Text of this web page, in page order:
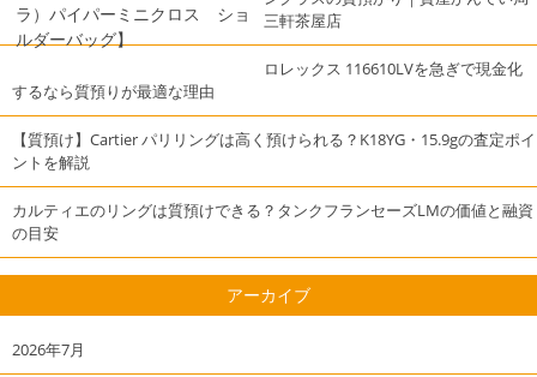
ラ）パイパーミニクロス ショ
ルダーバッグ】
三軒茶屋店
ロレックス 116610LVを急ぎで現金化
するなら質預りが最適な理由
【質預け】Cartier パリリングは高く預けられる？K18YG・15.9gの査定ポイ
ントを解説
カルティエのリングは質預けできる？タンクフランセーズLMの価値と融資
の目安
アーカイブ
2026年7月